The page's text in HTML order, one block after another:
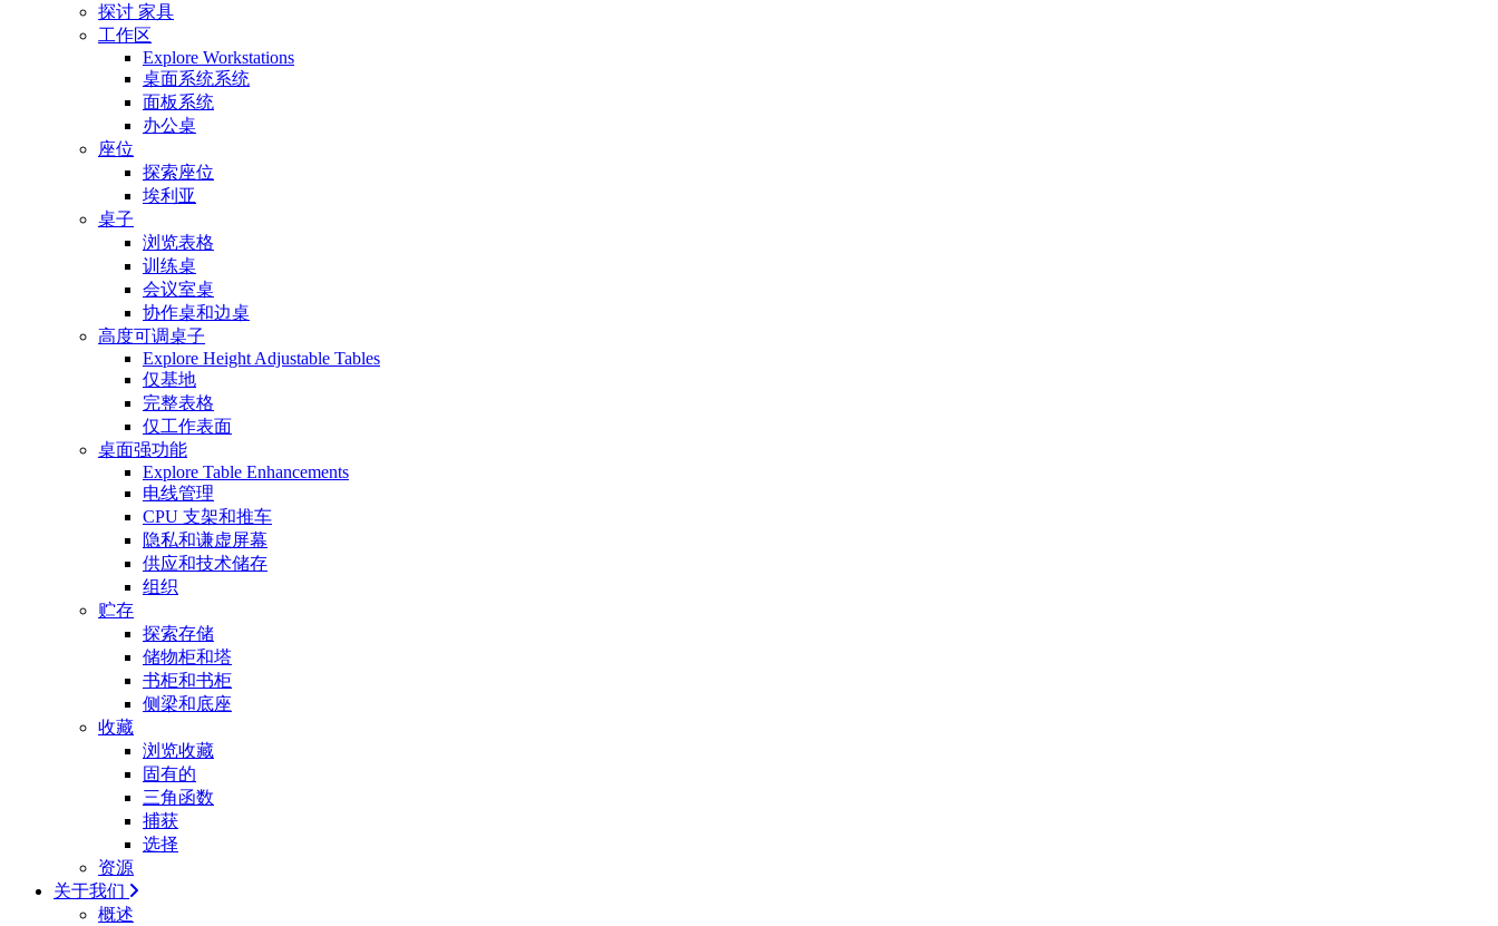
探讨 家具
工作区
Explore Workstations
桌面系统系统
面板系统
办公桌
座位
探索座位
埃利亚
桌子
浏览表格
训练桌
会议室桌
协作桌和边桌
高度可调桌子
Explore Height Adjustable Tables
仅基地
完整表格
仅工作表面
桌面强功能
Explore Table Enhancements
电线管理
CPU 支架和推车
隐私和谦虚屏幕
供应和技术储存
组织
贮存
探索存储
储物柜和塔
书柜和书柜
侧梁和底座
收藏
浏览收藏
固有的
三角函数
捕获
选择
资源
关于我们
概述